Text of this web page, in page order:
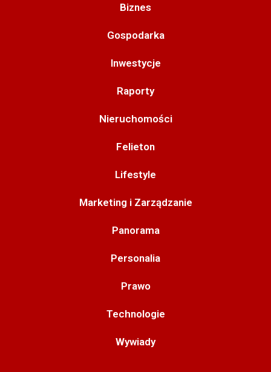
Biznes
Gospodarka
Inwestycje
Raporty
Nieruchomości
Felieton
Lifestyle
Marketing i Zarządzanie
Panorama
Personalia
Prawo
Technologie
Wywiady